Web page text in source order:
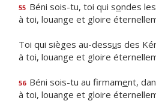
55 Béni sois-tu, toi qui sondes
à toi, louange et gloire
Toi qui sièges au-dessus des
à toi, louange et gloire
56 Béni sois-tu au firmament,
à toi, louange et gloire